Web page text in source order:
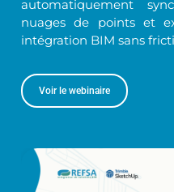
automatiquement
nuages de points et
intégration BIM sans
Voir le webinaire